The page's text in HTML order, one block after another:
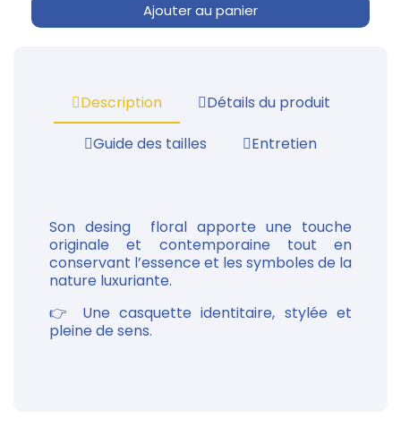
Ajouter au panier
Description
Détails du produit
Guide des tailles
Entretien
Son desing floral apporte une touche
originale et contemporaine tout en
conservant l’essence et les symboles de la
nature luxuriante.
👉 Une casquette identitaire, stylée et
pleine de sens.